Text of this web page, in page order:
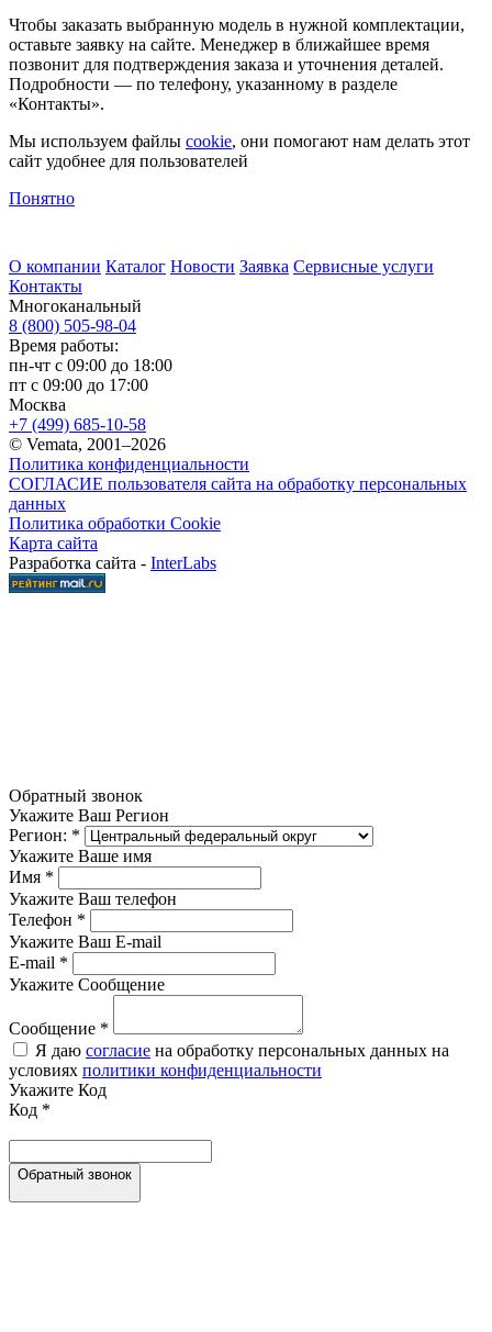
Чтобы заказать выбранную модель в нужной комплектации,
оставьте заявку на сайте. Менеджер в ближайшее время
позвонит для подтверждения заказа и уточнения деталей.
Подробности — по телефону, указанному в разделе
«Контакты».
Мы используем файлы cookie, они помогают нам делать этот
сайт удобнее для пользователей
Понятно
О компании Каталог Новости Заявка Сервисные услуги
Контакты
Многоканальный
8 (800) 505-98-04
Время работы:
пн-чт с 09:00 до 18:00
пт с 09:00 до 17:00
Москва
+7 (499) 685-10-58
© Vemata, 2001–2026
Политика конфиденциальности
СОГЛАСИЕ пользователя сайта на обработку персональных
данных
Политика обработки Cookie
Карта сайта
Разработка сайта - InterLabs
Обратный звонок
Укажите Ваш Регион
Регион: *
Укажите Ваше имя
Имя *
Укажите Ваш телефон
Телефон *
Укажите Ваш E-mail
E-mail *
Укажите Сообщение
Сообщение *
Я даю согласие на обработку персональных данных на
условиях политики конфиденциальности
Укажите Код
Код *
Обратный звонок